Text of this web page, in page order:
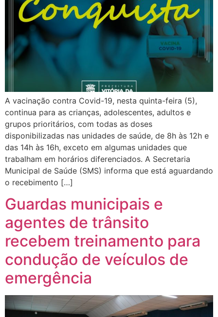
A vacinação contra Covid-19, nesta quinta-feira (5),
continua para as crianças, adolescentes, adultos e
grupos prioritários, com todas as doses
disponibilizadas nas unidades de saúde, de 8h às 12h e
das 14h às 16h, exceto em algumas unidades que
trabalham em horários diferenciados. A Secretaria
Municipal de Saúde (SMS) informa que está aguardando
o recebimento […]
Guardas municipais e
agentes de trânsito
recebem treinamento para
condução de veículos de
emergência